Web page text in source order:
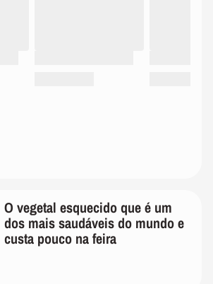
O vegetal esquecido que é um
dos mais saudáveis do mundo e
custa pouco na feira